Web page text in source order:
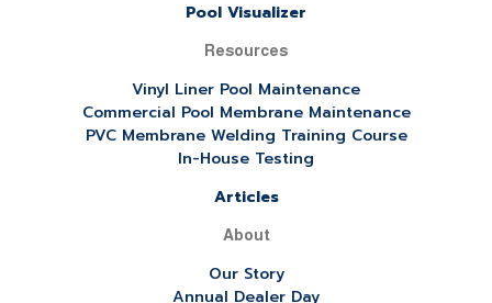
Pool Visualizer
Resources
Vinyl Liner Pool Maintenance
Commercial Pool Membrane Maintenance
PVC Membrane Welding Training Course
In-House Testing
Articles
About
Our Story
Annual Dealer Day